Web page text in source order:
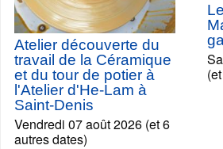
Atelier découverte du
travail de la Céramique
et du tour de potier à
l'Atelier d'He-Lam à
Saint-Denis
Vendredi 07 août 2026 (et 6
autres dates)